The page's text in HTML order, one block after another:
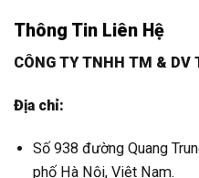
Thông Tin Liên Hệ
CÔNG TY TNHH TM & DV
Địa chỉ:
Số 938 đường Quang
phố Hà Nội, Việt Nam.